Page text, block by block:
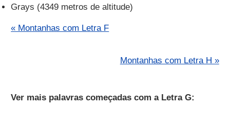
Grays (4349 metros de altitude)
« Montanhas com Letra F
Montanhas com Letra H »
Ver mais palavras começadas com a Letra G: